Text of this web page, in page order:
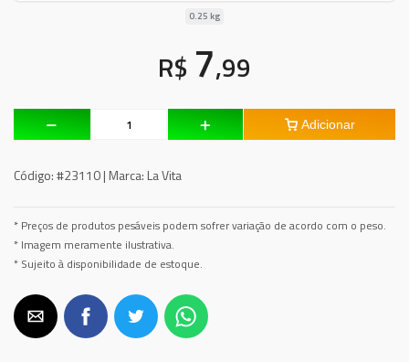
0.25 kg
R$ 7,99
Adicionar
Código:#23110 | Marca: La Vita
* Preços de produtos pesáveis podem sofrer variação de acordo com o peso.
* Imagem meramente ilustrativa.
* Sujeito à disponibilidade de estoque.